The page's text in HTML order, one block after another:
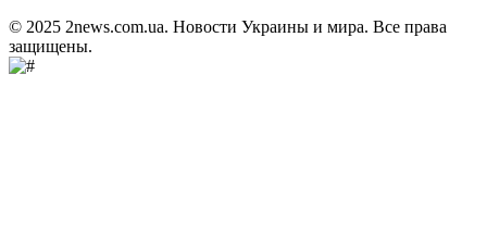
© 2025 2news.com.ua. Новости Украины и мира. Все права
защищены.